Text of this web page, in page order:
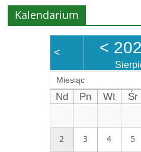
Kalendarium
< <
Miesiąc
Nd Pn Wt Śr
2 3 4 5